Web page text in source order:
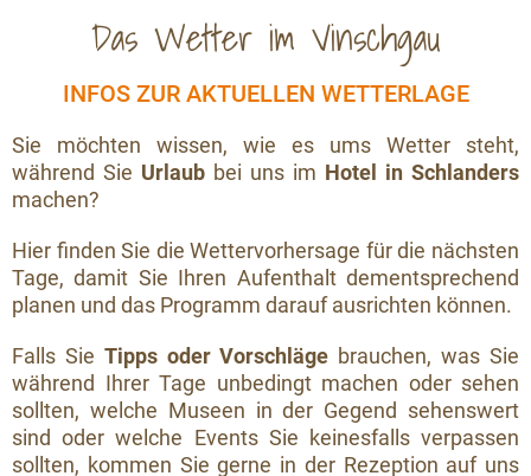
Das Wetter im Vinschgau
INFOS ZUR AKTUELLEN WETTERLAGE
Sie möchten wissen, wie es ums Wetter steht,
während Sie Urlaub bei uns im Hotel in Schlanders
machen?
Hier finden Sie die Wettervorhersage für die nächsten
Tage, damit Sie Ihren Aufenthalt dementsprechend
planen und das Programm darauf ausrichten können.
Falls Sie Tipps oder Vorschläge brauchen, was Sie
während Ihrer Tage unbedingt machen oder sehen
sollten, welche Museen in der Gegend sehenswert
sind oder welche Events Sie keinesfalls verpassen
sollten, kommen Sie gerne in der Rezeption auf uns